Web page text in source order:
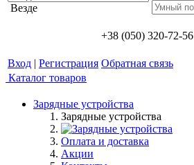
Везде
+38 (050) 320-72-56
Вход | Регистрация Обратная связь
Каталог товаров
Зарядные устройства
Зарядные устройства
Оплата и доставка
Акции